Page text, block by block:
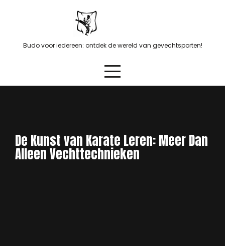
Budo voor iedereen: ontdek de wereld van gevechtsporten!
De Kunst van Karate Leren: Meer Dan
Alleen Vechttechnieken